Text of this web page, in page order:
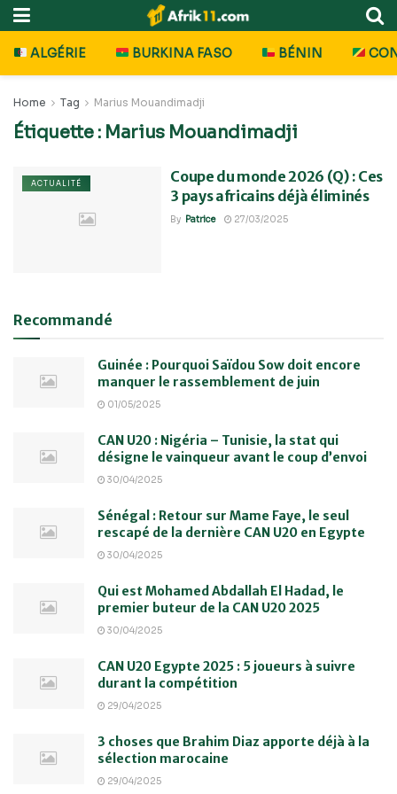
ALGÉRIE BURKINA FASO BÉNIN
Home Tag Marius Mouandimadji
Étiquette : Marius Mouandimadji
ACTUALITÉ
Coupe du monde 2026 (Q) : Ces
3 pays africains déjà éliminés
By Patrice 27/03/2025
Recommandé
Guinée : Pourquoi Saïdou Sow doit encore
manquer le rassemblement de juin
01/05/2025
CAN U20 : Nigéria – Tunisie, la stat qui
désigne le vainqueur avant le coup d’envoi
30/04/2025
Sénégal : Retour sur Mame Faye, le seul
rescapé de la dernière CAN U20 en Egypte
30/04/2025
Qui est Mohamed Abdallah El Hadad, le
premier buteur de la CAN U20 2025
30/04/2025
CAN U20 Egypte 2025 : 5 joueurs à suivre
durant la compétition
29/04/2025
3 choses que Brahim Diaz apporte déjà à la
sélection marocaine
29/04/2025